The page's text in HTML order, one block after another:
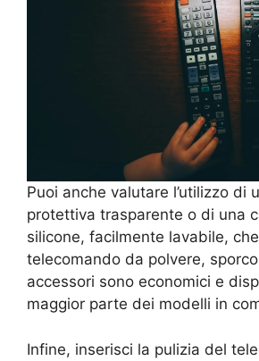
Puoi anche valutare l’utilizzo di
protettiva trasparente o di una
silicone, facilmente lavabile,
telecomando da polvere,
accessori sono economici e
maggior parte dei modelli in
Infine, inserisci la pulizia del